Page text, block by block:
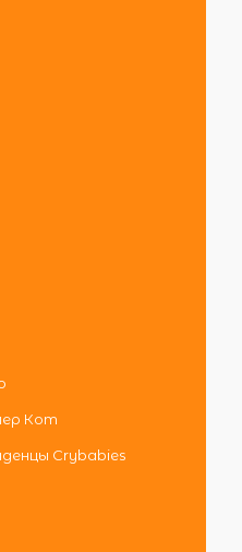
Кот
Crybabies